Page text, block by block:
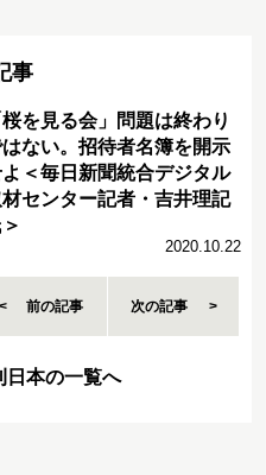
事
桜を見る会」問題は終わり
ない。招待者名簿を開示
＜毎日新聞統合デジタル
センター記者・吉井理記
2020.10.22
前の記事 次の記事
日本の一覧へ